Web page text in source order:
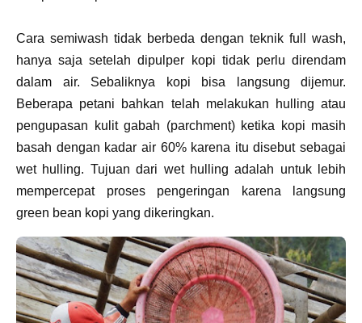
Cara semiwash tidak berbeda dengan teknik full wash,
hanya saja setelah dipulper kopi tidak perlu direndam
dalam air. Sebaliknya kopi bisa langsung dijemur.
Beberapa petani bahkan telah melakukan hulling atau
pengupasan kulit gabah (parchment) ketika kopi masih
basah dengan kadar air 60% karena itu disebut sebagai
wet hulling. Tujuan dari wet hulling adalah untuk lebih
mempercepat proses pengeringan karena langsung
green bean kopi yang dikeringkan.